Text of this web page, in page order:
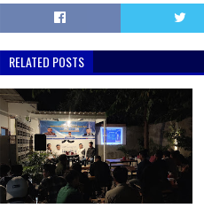
RELATED POSTS